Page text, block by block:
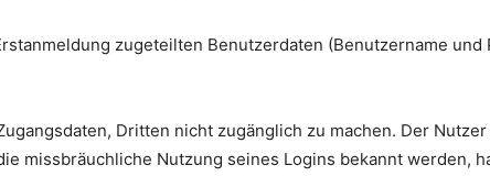
zugeteilten Benutzerdaten (Benutzername und
Dritten nicht zugänglich zu machen. Der
missbräuchliche Nutzung seines Logins bekannt werden,